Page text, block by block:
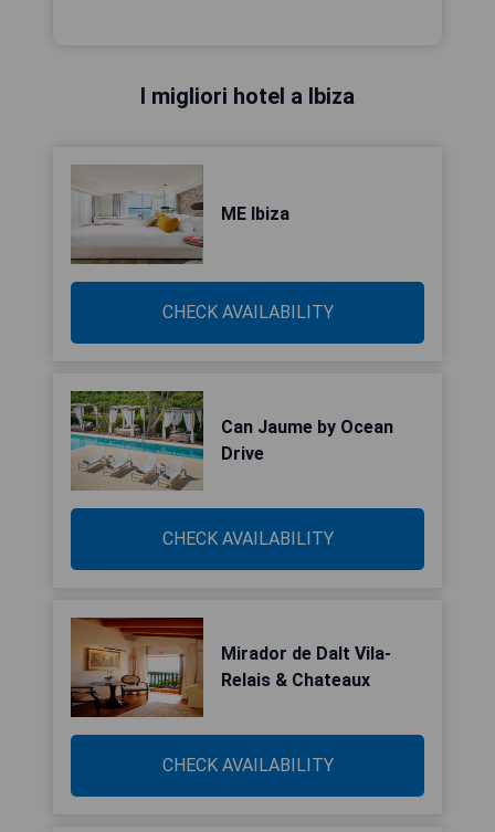
I migliori hotel a Ibiza
ME Ibiza
CHECK AVAILABILITY
Can Jaume by Ocean
Drive
CHECK AVAILABILITY
Mirador de Dalt Vila-
Relais & Chateaux
CHECK AVAILABILITY